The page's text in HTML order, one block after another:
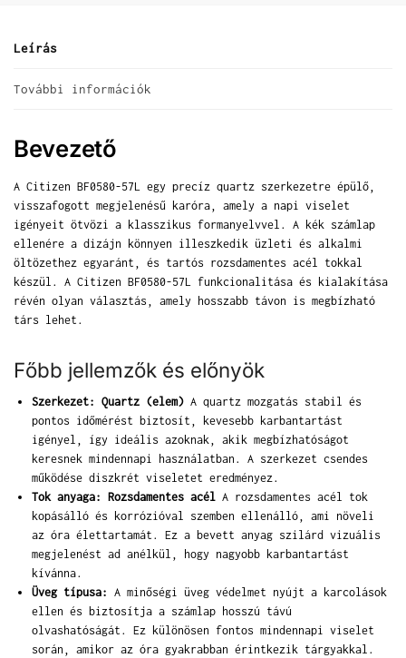
Leírás
További információk
Bevezető
A Citizen BF0580-57L egy precíz quartz szerkezetre épülő,
visszafogott megjelenésű karóra, amely a napi viselet
igényeit ötvözi a klasszikus formanyelvvel. A kék számlap
ellenére a dizájn könnyen illeszkedik üzleti és alkalmi
öltözethez egyaránt, és tartós rozsdamentes acél tokkal
készül. A Citizen BF0580-57L funkcionalitása és kialakítása
révén olyan választás, amely hosszabb távon is megbízható
társ lehet.
Főbb jellemzők és előnyök
Szerkezet: Quartz (elem) A quartz mozgatás stabil és
pontos időmérést biztosít, kevesebb karbantartást
igényel, így ideális azoknak, akik megbízhatóságot
keresnek mindennapi használatban. A szerkezet csendes
működése diszkrét viseletet eredményez.
Tok anyaga: Rozsdamentes acél A rozsdamentes acél tok
kopásálló és korrózióval szemben ellenálló, ami növeli
az óra élettartamát. Ez a bevett anyag szilárd vizuális
megjelenést ad anélkül, hogy nagyobb karbantartást
kívánna.
Üveg típusa: A minőségi üveg védelmet nyújt a karcolások
ellen és biztosítja a számlap hosszú távú
olvashatóságát. Ez különösen fontos mindennapi viselet
során, amikor az óra gyakrabban érintkezik tárgyakkal.